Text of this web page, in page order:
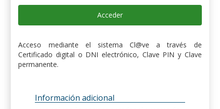
Acceder
Acceso mediante el sistema Cl@ve a través de
Certificado digital o DNI electrónico, Clave PIN y Clave
permanente.
Información adicional